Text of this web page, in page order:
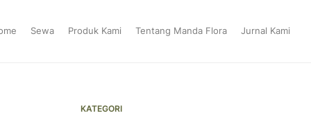
Sewa Produk Kami Tentang Manda Flora Jurnal Kami
KATEGORI